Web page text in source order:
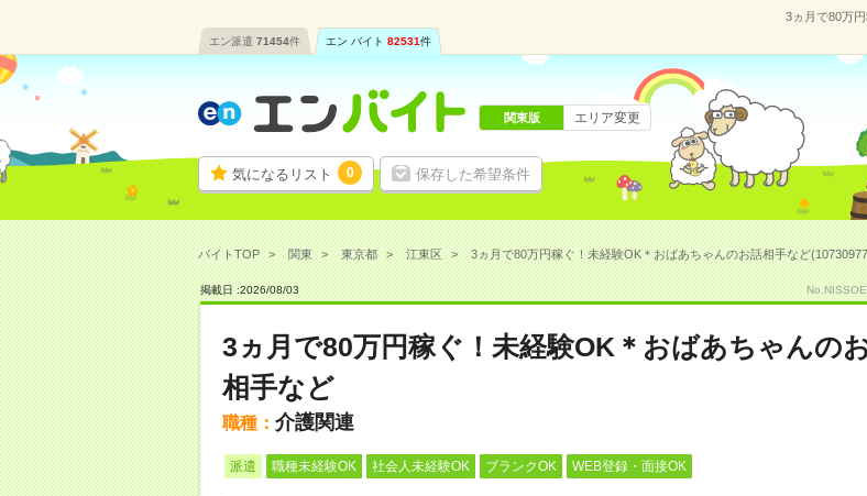
3ヵ月で80万
エン派遣 71454件 エン バイト 82531件
気になるリスト 0 保存した希望条件
関東版 エリア変更
バイトTOP 関東 東京都 江東区 3ヵ月で80万円稼ぐ！未経験OK＊おばあちゃんのお話相手など
掲載日 :2026/08/03
3ヵ月で80万円稼ぐ！未経験OK＊おばあちゃんの
相手など
職種： 介護関連
派遣 職種未経験OK 社会人未経験OK ブランクOK WEB登録・面接OK